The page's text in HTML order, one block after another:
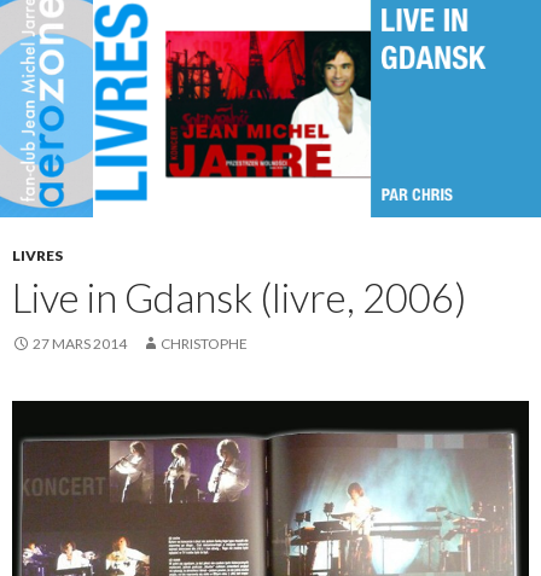
LIVRES
Live in Gdansk (livre, 2006)
27 MARS 2014 CHRISTOPHE